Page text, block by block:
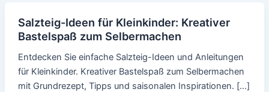
Salzteig-Ideen für Kleinkinder: Kreativer
Bastelspaß zum Selbermachen
Entdecken Sie einfache Salzteig-Ideen und Anleitungen
für Kleinkinder. Kreativer Bastelspaß zum Selbermachen
mit Grundrezept, Tipps und saisonalen Inspirationen. […]